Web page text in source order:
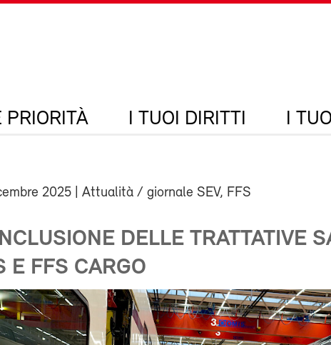
PRIORITÀ I TUOI DIRITTI I
2025 | Attualità / giornale SEV, FFS
DELLE TRATTATIVE
E FFS CARGO